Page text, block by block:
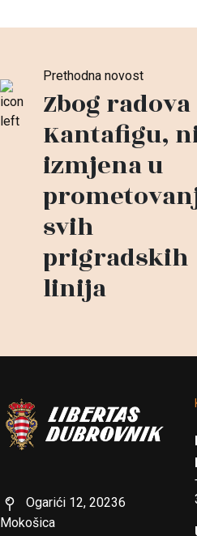
Prethodna novost
Zbog
Kantafigu,
izmjena u
svih
prigradskih
linija
Ogarići 12, 20236
Mokošica